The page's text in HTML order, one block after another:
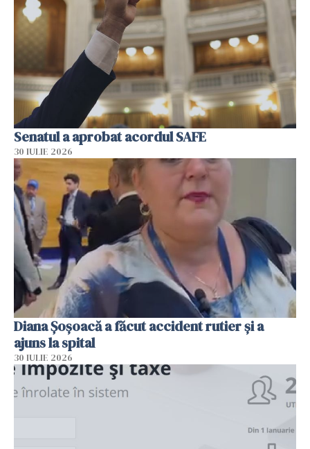
Senatul a aprobat acordul SAFE
30 IULIE 2026
Diana Șoșoacă a făcut accident rutier și a
ajuns la spital
30 IULIE 2026